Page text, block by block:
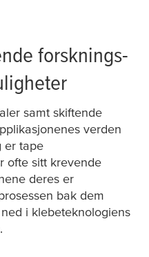
forsknings-
samt skiftende
verden
er tape
ofte sitt krevende
deres er
bak dem
i klebeteknologiens
.